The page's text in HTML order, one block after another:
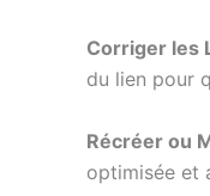
Corriger les
du lien pour
Récréer ou
optimisée et